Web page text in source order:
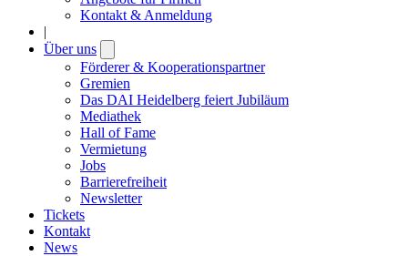
Kontakt & Anmeldung
|
Über uns
submenu
Förderer & Kooperationspartner
Gremien
Das DAI Heidelberg feiert Jubiläum
Mediathek
Hall of Fame
Vermietung
Jobs
Barrierefreiheit
Newsletter
Tickets
Kontakt
News